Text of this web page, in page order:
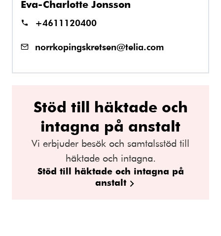
Eva-Charlotte Jonsson
+4611120400
norrkopingskretsen@telia.com
Stöd till häktade och
intagna på anstalt
Vi erbjuder besök och samtalsstöd till
häktade och intagna.
Stöd till häktade och intagna på
anstalt